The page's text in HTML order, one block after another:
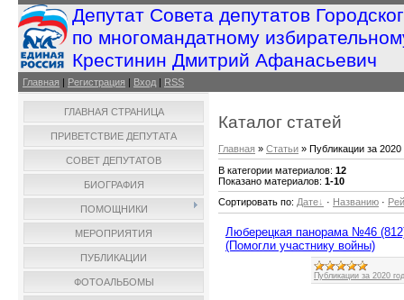
Депутат Совета депутатов
по многомандатному
Крестинин Дмитрий Афанасьевич
Главная | Регистрация | Вход | RSS
ГЛАВНАЯ СТРАНИЦА
ПРИВЕТСТВИЕ ДЕПУТАТА
СОВЕТ ДЕПУТАТОВ
БИОГРАФИЯ
ПОМОЩНИКИ
МЕРОПРИЯТИЯ
ПУБЛИКАЦИИ
ФОТОАЛЬБОМЫ
Каталог статей
Главная » Статьи » Публикации за 2020
В категории материалов: 12
Показано материалов: 1-10
Сортировать по: Дате · Названию ·
Люберецкая панорама №46
(Помогли участнику войны)
Публикации за 2020 год